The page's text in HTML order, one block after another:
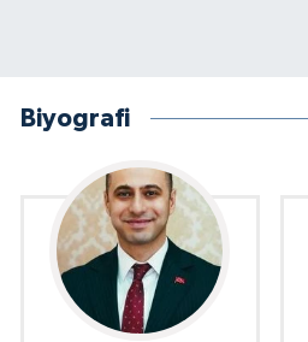
Biyografi